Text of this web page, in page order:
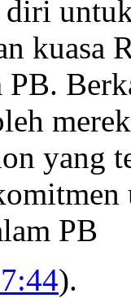
diri
kuasa
yang
PB
).